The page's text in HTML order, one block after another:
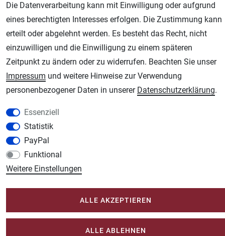
AGB Widerrufsrecht Datenschutz Impressum
Unsere weiteren Shops:
Schmincke-City.de
Schmincke Künstlerfarben das Gesamtsortiment
Plotter-City.com
Schneideplotter, Transferpressen, Siebdruck und Plotterfolien
Modellbau-City.com
Military + Tabletop Plastikmodelle und Modellbau Farben - Bringen Sie Farbe ins
Spiel.
Die Datenverarbeitung kann mit Einwilligung oder aufgrund
eines berechtigten Interesses erfolgen. Die Zustimmung kann
erteilt oder abgelehnt werden. Es besteht das Recht, nicht
einzuwilligen und die Einwilligung zu einem späteren
Zeitpunkt zu ändern oder zu widerrufen. Beachten Sie unser
Impressum und weitere Hinweise zur Verwendung
personenbezogener Daten in unserer Daten­schutz­erklärung.
Essenziell
Statistik
PayPal
Funktional
Weitere Einstellungen
ALLE AKZEPTIEREN
ALLE ABLEHNEN